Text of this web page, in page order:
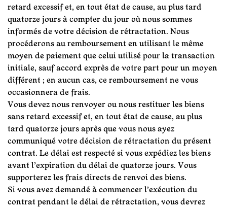
retard excessif et, en tout état de cause, au plus tard
quatorze jours à compter du jour où nous sommes
informés de votre décision de rétractation. Nous
procéderons au remboursement en utilisant le même
moyen de paiement que celui utilisé pour la transaction
initiale, sauf accord exprès de votre part pour un moyen
différent ; en aucun cas, ce remboursement ne vous
occasionnera de frais.
Vous devez nous renvoyer ou nous restituer les biens
sans retard excessif et, en tout état de cause, au plus
tard quatorze jours après que vous nous ayez
communiqué votre décision de rétractation du présent
contrat. Le délai est respecté si vous expédiez les biens
avant l’expiration du délai de quatorze jours. Vous
supporterez les frais directs de renvoi des biens.
Si vous avez demandé à commencer l’exécution du
contrat pendant le délai de rétractation, vous devrez